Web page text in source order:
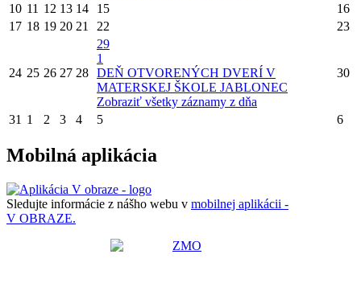
10 11 12 13 14 15
16
17 18 19 20 21 22 23
24 25 26 27 28
29
1
DEŇ OTVORENÝCH DVERÍ V
MATERSKEJ ŠKOLE JABLONEC
Zobraziť všetky záznamy z dňa
30
31 1 2 3 4 5 6
Mobilná aplikácia
Sledujte informácie z nášho webu v mobilnej aplikácii -
V OBRAZE.